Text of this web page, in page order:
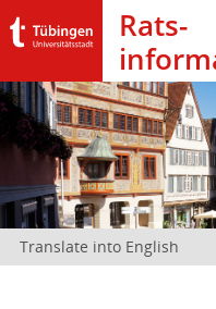
Rats­
Translate into English